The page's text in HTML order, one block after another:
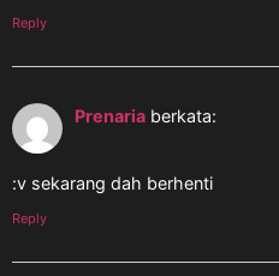
Reply
Prenaria berkata:
:v sekarang dah berhenti
Reply